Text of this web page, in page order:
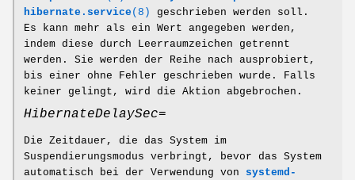
hibernate.service (8)
geschrieben werden soll.
Es kann mehr als ein Wert angegeben werden,
indem diese durch Leerraumzeichen getrennt
werden. Sie werden der Reihe nach ausprobiert,
bis einer ohne Fehler geschrieben wurde. Falls
keiner gelingt, wird die Aktion abgebrochen.
HibernateDelaySec=
Die Zeitdauer, die das System im
Suspendierungsmodus verbringt, bevor das System
automatisch bei der Verwendung von systemd-